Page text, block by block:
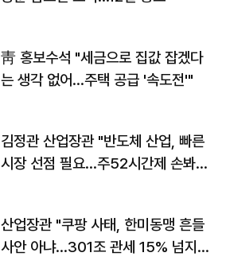
靑 홍보수석 "세금으로 집값 잡겠다
는 생각 없어…주택 공급 '속도전'"
김정관 산업장관 "반도체 산업, 빠른
시장 선점 필요…주52시간제 손봐
산업장관 "쿠팡 사태, 한미동맹 흔들
사안 아냐…301조 관세 15% 넘지